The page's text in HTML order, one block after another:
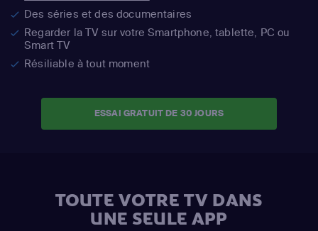
Des séries et des documentaires
Regarder la TV sur votre Smartphone, tablette, PC ou
Smart TV
Résiliable à tout moment
ESSAI GRATUIT DE 30 JOURS
TOUTE VOTRE TV DANS
UNE SEULE APP